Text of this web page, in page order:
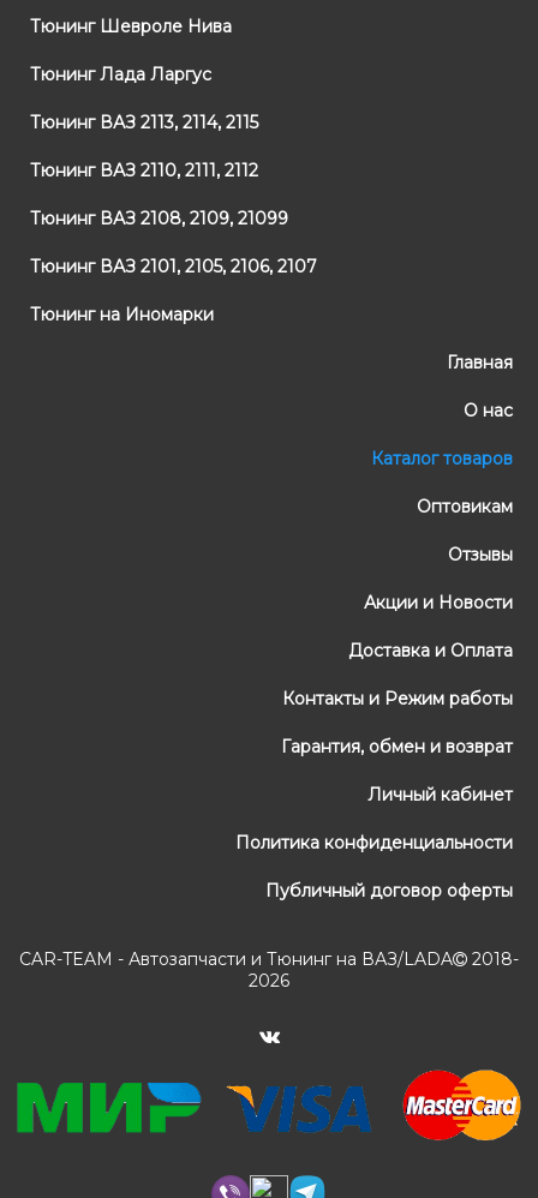
Тюнинг Шевроле Нива
Тюнинг Лада Ларгус
Тюнинг ВАЗ 2113, 2114, 2115
Тюнинг ВАЗ 2110, 2111, 2112
Тюнинг ВАЗ 2108, 2109, 21099
Тюнинг ВАЗ 2101, 2105, 2106, 2107
Тюнинг на Иномарки
Главная
О нас
Каталог товаров
Оптовикам
Отзывы
Акции и Новости
Доставка и Оплата
Контакты и Режим работы
Гарантия, обмен и возврат
Личный кабинет
Политика конфиденциальности
Публичный договор оферты
CAR-TEAM - Автозапчасти и Тюнинг на ВАЗ/LADA
2018-
2026